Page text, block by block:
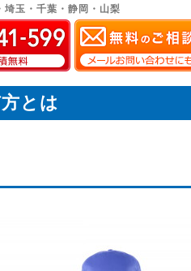
玉・千葉・静岡・山梨
とは